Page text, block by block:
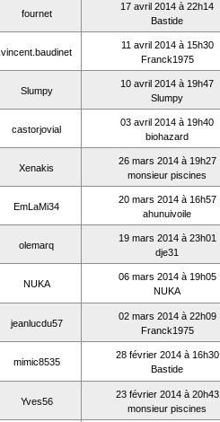
fournet
17 avril 2014 à 22h14
Bastide
vincent.baudinet
11 avril 2014 à 15h30
Franck1975
Slumpy
10 avril 2014 à 19h47
Slumpy
castorjovial
03 avril 2014 à 19h40
biohazard
Xenakis
26 mars 2014 à 19h27
monsieur piscines
EmLaMi34
20 mars 2014 à 16h57
ahunuivoile
olemarq
19 mars 2014 à 23h01
dje31
NUKA
06 mars 2014 à 19h05
NUKA
jeanlucdu57
02 mars 2014 à 22h09
Franck1975
mimic8535
28 février 2014 à 16h30
Bastide
Yves56
23 février 2014 à 20h43
monsieur piscines